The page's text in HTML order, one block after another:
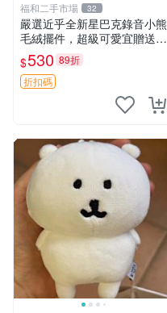
福和二手市場 32
嚴選近乎全新星巴克錄音小熊
毛絨擺件，超級可愛宜贈送掛
飾 錄音小熊 毛絨擺件 贈品
$530 89折
折扣碼